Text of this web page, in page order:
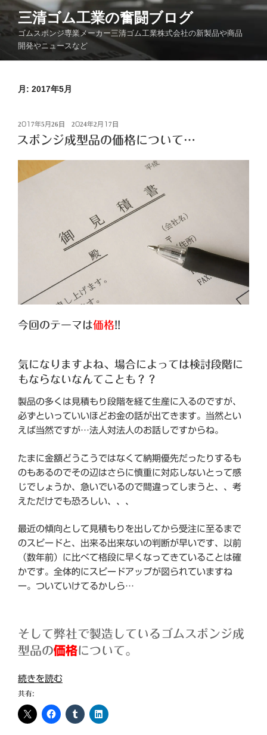
ン
テ
ツ
三清ゴム工業の奮闘ブログ
ゴムスポンジ専業メーカー三清ゴム工業株式会社の新製品や商品
開発やニュースなど
月: 2017年5月
投
日:
2017年5月26日 2024年2月17日
スポンジ成型品の価格について…
今回のテーマは価格!!
気になりますよね、場合によっては検討段階に
もならないなんてことも？？
製品の多くは見積もり段階を経て生産に入るのですが、
必ずといっていいほどお金の話が出てきます。当然とい
えば当然ですが…法人対法人のお話しですからね。
たまに金額どうこうではなくて納期優先だったりするも
のもあるのでその辺はさらに慎重に対応しないとって感
じでしょうか、急いでいるので間違ってしまうと、、考
えただけでも恐ろしい、、、
最近の傾向として見積もりを出してから受注に至るまで
のスピードと、出来る出来ないの判断が早いです、以前
（数年前）に比べて格段に早くなってきていることは確
かです。全体的にスピードアップが図られていますね
ー。ついていけてるかしら…
そして弊社で製造しているゴムスポンジ成
型品の価格について。
“ス
ポ
ン
ジ
続きを読む
共有: